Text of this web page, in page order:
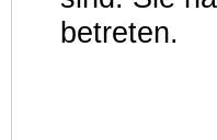
betreten.